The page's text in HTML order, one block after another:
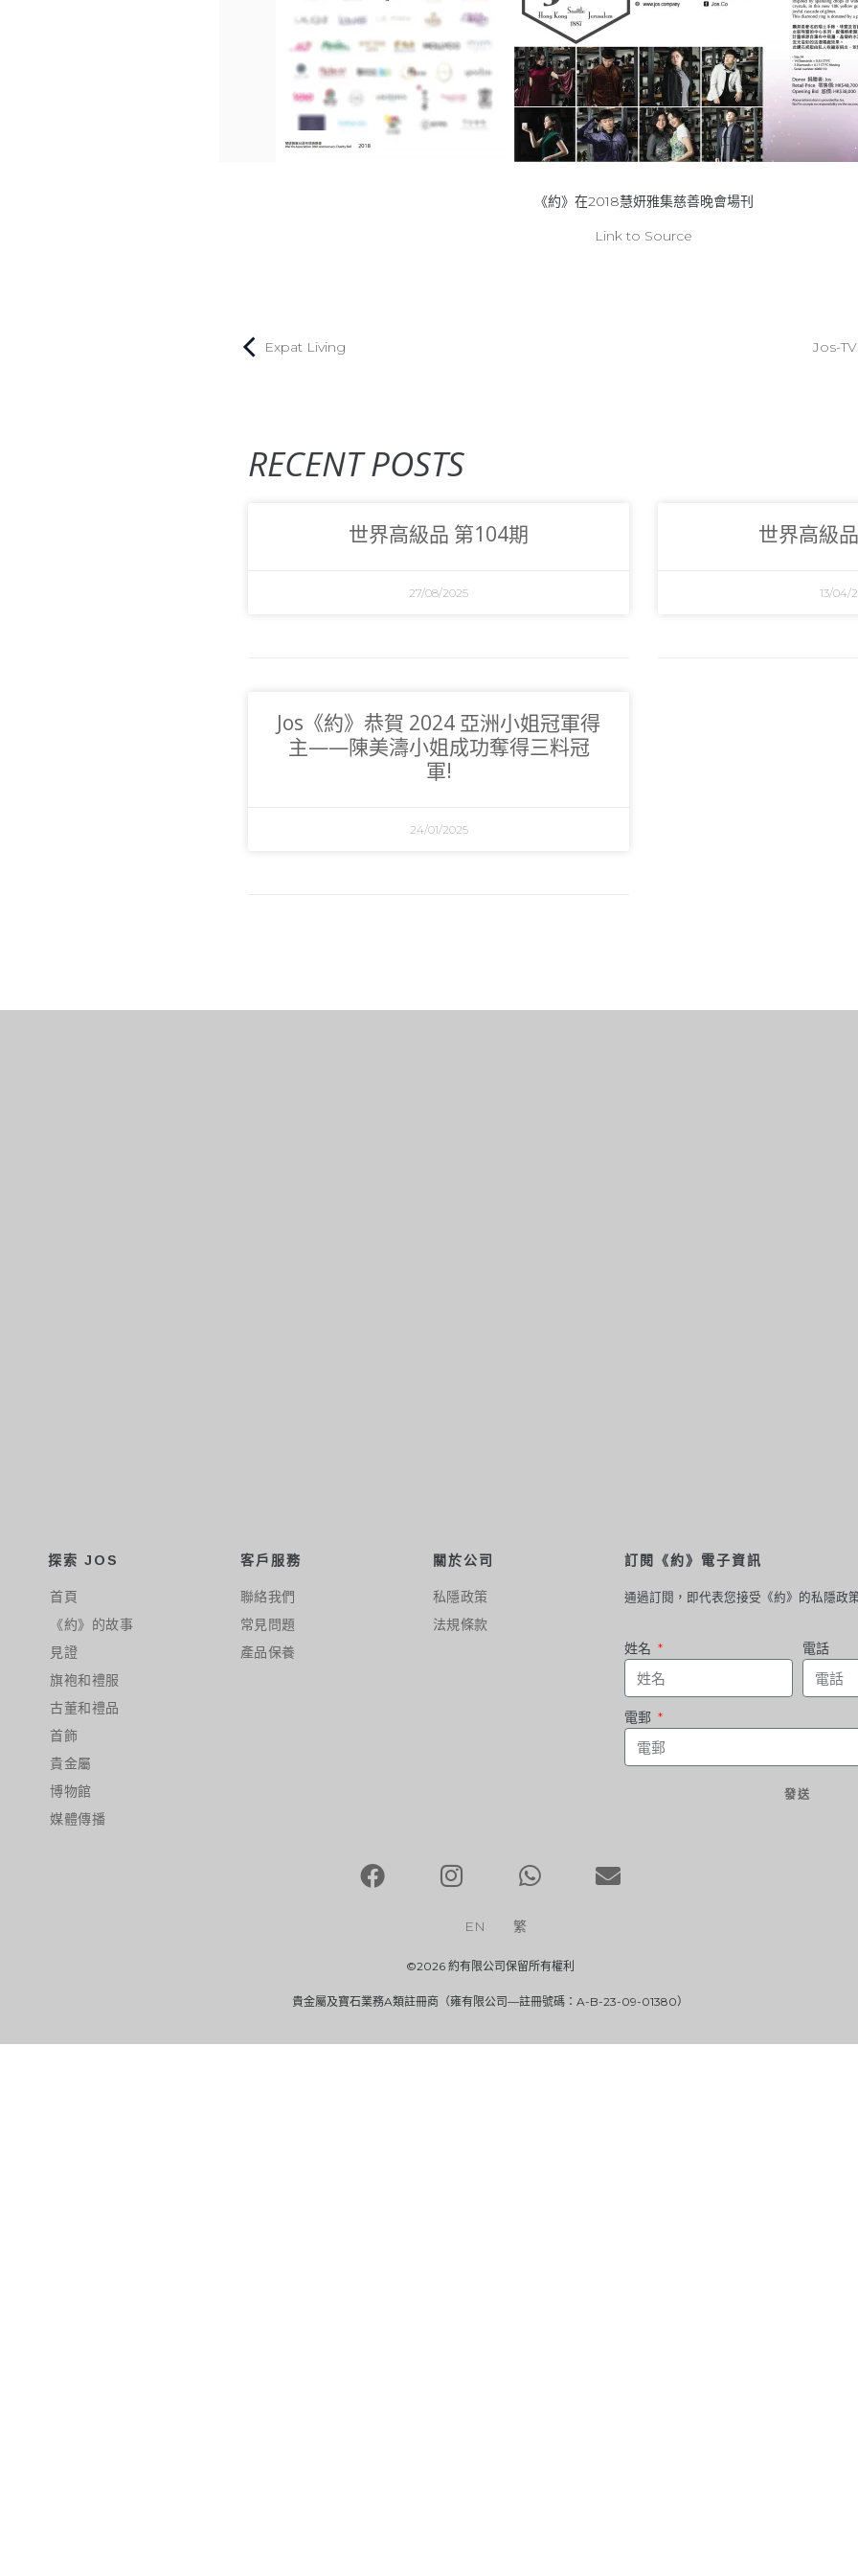
《約》在2018慧妍雅集慈善晚會場刊
Link to Source
Expat Living Jos-
RECENT POSTS
世界高級品 第104期
27/08/2025
世界高級
13/04/
Jos《約》恭賀 2024 亞洲小姐冠軍得
主——陳美濤小姐成功奪得三料冠
軍!
24/01/2025
探索 JOS
首頁
《約》的故事
見證
旗袍和禮服
古董和禮品
首飾
貴金屬
博物館
媒體傳播
客戶服務
聯絡我們
常見問題
產品保養
關於公司
私隱政策
法規條款
訂閱《約》電子資訊
通過訂閱，即代表您接受《約》的私隱政
姓名 電話
電郵
發送
EN 繁
©2026 約有限公司保留所有權利
貴金屬及寶石業務A類註冊商（雍有限公司—註冊號碼：A-B-23-09-01380）